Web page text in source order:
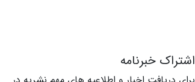
اشتراک خبرنامه